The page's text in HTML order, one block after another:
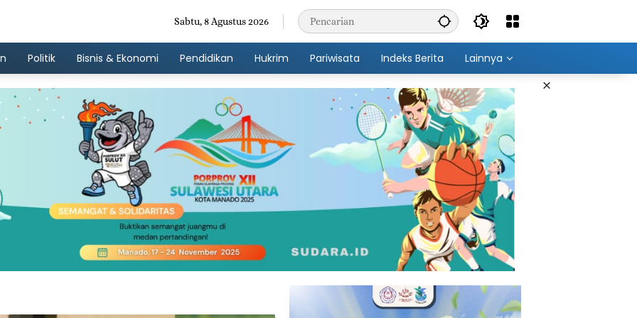
Sabtu, 8 Agustus 2026
Politik Bisnis & Ekonomi Pendidikan Hukrim Pariwisata Indeks Berita Lainnya
×